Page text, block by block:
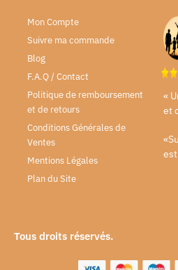
Mon Compte
Suivre ma commande
Blog
F.A.Q / Contact
Politique de remboursement
et de retours
Conditions Générales de
Ventes
Mentions Légales
Plan du Site
«
et
Tous droits réservés.